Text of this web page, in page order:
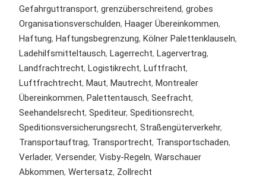
Gefahrguttransport, grenzüberschreitend, grobes
Organisationsverschulden, Haager Übereinkommen,
Haftung, Haftungsbegrenzung, Kölner Palettenklauseln,
Ladehilfsmitteltausch, Lagerrecht, Lagervertrag,
Landfrachtrecht, Logistikrecht, Luftfracht,
Luftfrachtrecht, Maut, Mautrecht, Montrealer
Übereinkommen, Palettentausch, Seefracht,
Seehandelsrecht, Spediteur, Speditionsrecht,
Speditionsversicherungsrecht, Straßengüterverkehr,
Transportauftrag, Transportrecht, Transportschaden,
Verlader, Versender, Visby-Regeln, Warschauer
Abkommen, Wertersatz, Zollrecht